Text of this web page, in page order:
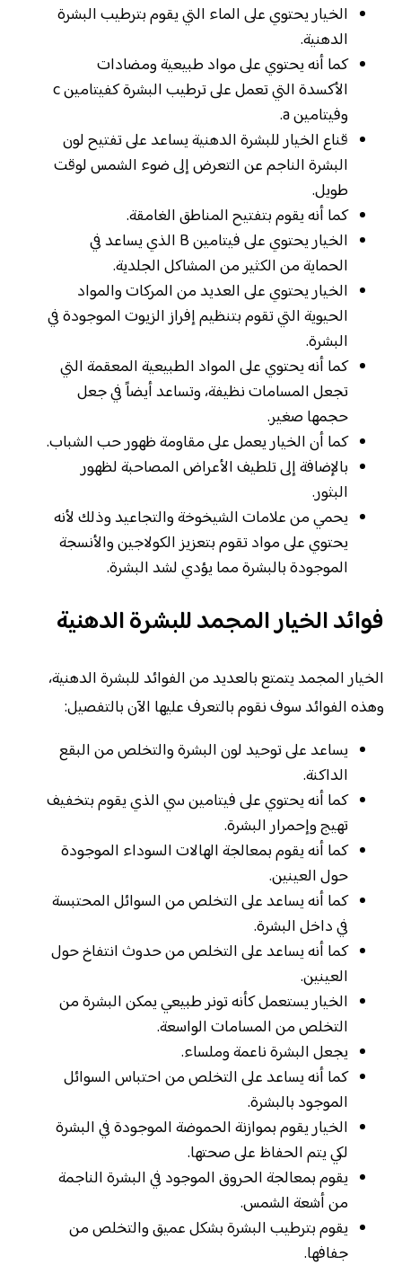
الخيار يحتوي على الماء التي يقوم بترطيب البشرة
الدهنية.
كما أنه يحتوي على مواد طبيعية ومضادات
الأكسدة التي تعمل على ترطيب البشرة كفيتامين c
وفيتامين a.
قناع الخيار للبشرة الدهنية يساعد على تفتيح لون
البشرة الناجم عن التعرض إلى ضوء الشمس لوقت
طويل.
كما أنه يقوم بتفتيح المناطق الغامقة.
الخيار يحتوي على فيتامين B الذي يساعد في
الحماية من الكثير من المشاكل الجلدية.
الخيار يحتوي على العديد من المركات والمواد
الحيوية التي تقوم بتنظيم إفراز الزيوت الموجودة في
البشرة.
كما أنه يحتوي على المواد الطبيعية المعقمة التي
تجعل المسامات نظيفة، وتساعد أيضاً في جعل
حجمها صغير.
كما أن الخيار يعمل على مقاومة ظهور حب الشباب.
بالإضافة إلى تلطيف الأعراض المصاحبة لظهور
البثور.
يحمي من علامات الشيخوخة والتجاعيد وذلك لأنه
يحتوي على مواد تقوم بتعزيز الكولاجين والأنسجة
الموجودة بالبشرة مما يؤدي لشد البشرة.
فوائد الخيار المجمد للبشرة الدهنية
الخيار المجمد يتمتع بالعديد من الفوائد للبشرة الدهنية،
وهذه الفوائد سوف نقوم بالتعرف عليها الآن بالتفصيل:
يساعد على توحيد لون البشرة والتخلص من البقع
الداكنة.
كما أنه يحتوي على فيتامين سي الذي يقوم بتخفيف
تهيج وإحمرار البشرة.
كما أنه يقوم بمعالجة الهالات السوداء الموجودة
حول العينين.
كما أنه يساعد على التخلص من السوائل المحتبسة
في داخل البشرة.
كما أنه يساعد على التخلص من حدوث انتفاخ حول
العينين.
الخيار يستعمل كأنه تونر طبيعي يمكن البشرة من
التخلص من المسامات الواسعة.
يجعل البشرة ناعمة وملساء.
كما أنه يساعد على التخلص من احتباس السوائل
الموجود بالبشرة.
الخيار يقوم بموازنة الحموضة الموجودة في البشرة
لكي يتم الحفاظ على صحتها.
يقوم بمعالجة الحروق الموجود في البشرة الناجمة
من أشعة الشمس.
يقوم بترطيب البشرة بشكل عميق والتخلص من
جفافها.